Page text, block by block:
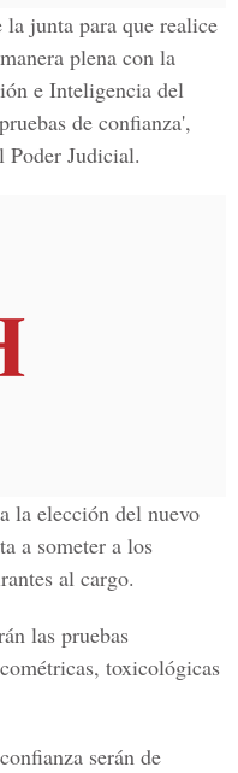
la junta para que realice
plena con la
e Inteligencia del
de confianza',
Poder Judicial.
la elección del nuevo
a someter a los
al cargo.
las pruebas
toxicológicas
serán de